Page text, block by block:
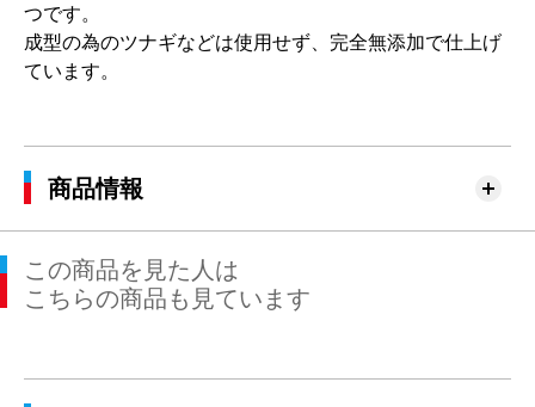
つです。
成型の為のツナギなどは使用せず、完全無添加で仕上げ
ています。
商品情報
この商品を見た人は
こちらの商品も見ています